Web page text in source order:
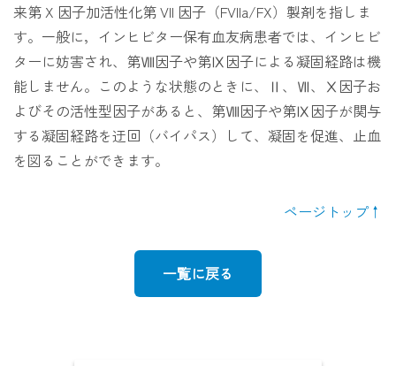
来第 X 因子加活性化第 VII 因子（FVIIa/FX）製剤を指しま
す。一般に，インヒビター保有血友病患者では、インヒビ
ターに妨害され、第Ⅷ因子や第Ⅸ因子による凝固経路は機
能しません。このような状態のときに、Ⅱ、Ⅶ、Ⅹ因子お
よびその活性型因子があると、第Ⅷ因子や第Ⅸ因子が関与
する凝固経路を迂回（バイパス）して、凝固を促進、止血
を図ることができます。
ページトップ
一覧に戻る